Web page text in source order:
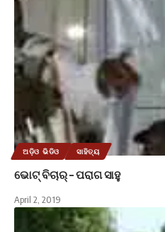
ଅଡ଼ିଓ ଭିଡିଓ ସାହିତ୍ୟ
ଭୋଟ୍ ବିଚାର୍ – ପରାଗ ସାହୁ
April 2, 2019